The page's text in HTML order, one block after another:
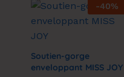
-40%
Soutien-gorge
enveloppant MISS JOY